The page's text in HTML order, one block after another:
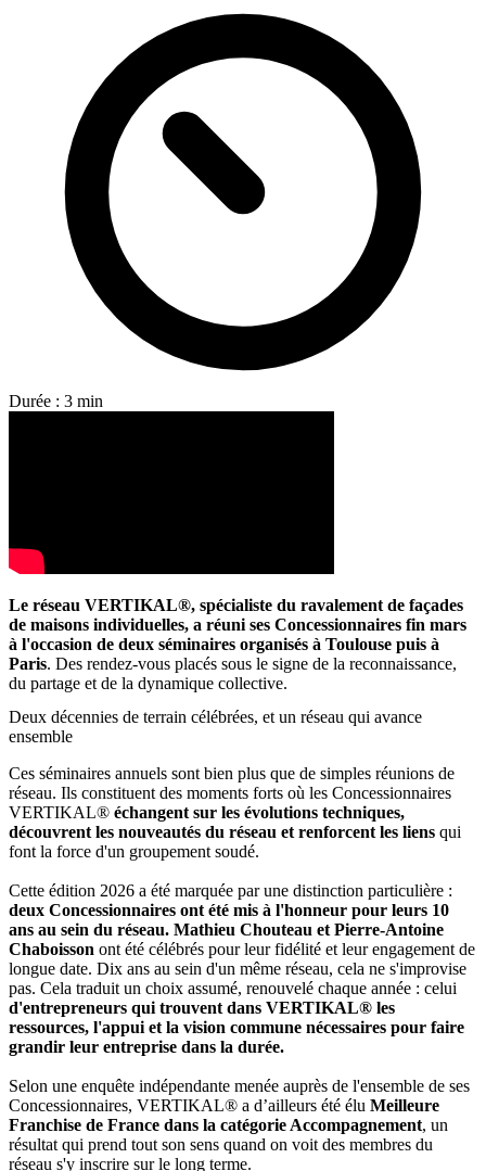
Durée : 3 min
Le réseau VERTIKAL®, spécialiste du ravalement de façades
de maisons individuelles, a réuni ses Concessionnaires fin mars
à l'occasion de deux séminaires organisés à Toulouse puis à
Paris. Des rendez-vous placés sous le signe de la reconnaissance,
du partage et de la dynamique collective.
Deux décennies de terrain célébrées, et un réseau qui avance
ensemble
Ces séminaires annuels sont bien plus que de simples réunions de
réseau. Ils constituent des moments forts où les Concessionnaires
VERTIKAL® échangent sur les évolutions techniques,
découvrent les nouveautés du réseau et renforcent les liens qui
font la force d'un groupement soudé.
Cette édition 2026 a été marquée par une distinction particulière :
deux Concessionnaires ont été mis à l'honneur pour leurs 10
ans au sein du réseau. Mathieu Chouteau et Pierre-Antoine
Chaboisson ont été célébrés pour leur fidélité et leur engagement de
longue date. Dix ans au sein d'un même réseau, cela ne s'improvise
pas. Cela traduit un choix assumé, renouvelé chaque année : celui
d'entrepreneurs qui trouvent dans VERTIKAL® les
ressources, l'appui et la vision commune nécessaires pour faire
grandir leur entreprise dans la durée.
Selon une enquête indépendante menée auprès de l'ensemble de ses
Concessionnaires, VERTIKAL® a d’ailleurs été élu Meilleure
Franchise de France dans la catégorie Accompagnement, un
résultat qui prend tout son sens quand on voit des membres du
réseau s'y inscrire sur le long terme.